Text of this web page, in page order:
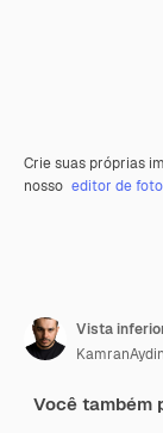
Crie suas próprias
nosso editor de
Você também